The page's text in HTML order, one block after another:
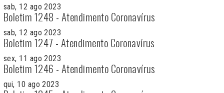
sab, 12 ago 2023
Boletim 1248 - Atendimento Coronavírus
sab, 12 ago 2023
Boletim 1247 - Atendimento Coronavírus
sex, 11 ago 2023
Boletim 1246 - Atendimento Coronavírus
qui, 10 ago 2023